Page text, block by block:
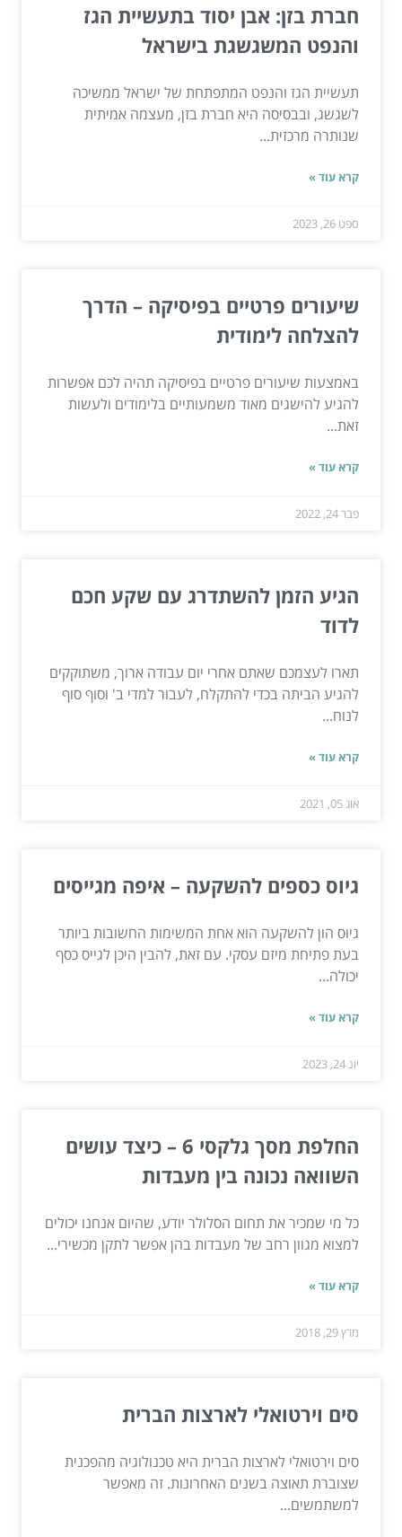
חברת בזן: אבן יסוד בתעשיית הגז
והנפט המשגשגת בישראל
תעשיית הגז והנפט המתפתחת של ישראל ממשיכה
לשגשג, ובבסיסה היא חברת בזן, מעצמה אמיתית
שנותרה מרכזית...
קרא עוד »
ספט 26, 2023
שיעורים פרטיים בפיסיקה – הדרך
להצלחה לימודית
באמצעות שיעורים פרטיים בפיסיקה תהיה לכם אפשרות
להגיע להישגים מאוד משמעותיים בלימודים ולעשות
זאת...
קרא עוד »
פבר 24, 2022
הגיע הזמן להשתדרג עם שקע חכם
לדוד
תארו לעצמכם שאתם אחרי יום עבודה ארוך, משתוקקים
להגיע הביתה בכדי להתקלח, לעבור למדי ב' וסוף סוף
לנוח...
קרא עוד »
אוג 05, 2021
גיוס כספים להשקעה – איפה מגייסים
גיוס הון להשקעה הוא אחת המשימות החשובות ביותר
בעת פתיחת מיזם עסקי. עם זאת, להבין היכן לגייס כסף
יכולה...
קרא עוד »
יונ 24, 2023
החלפת מסך גלקסי 6 – כיצד עושים
השוואה נכונה בין מעבדות
כל מי שמכיר את תחום הסלולר יודע, שהיום אנחנו יכולים
למצוא מגוון רחב של מעבדות בהן אפשר לתקן מכשירי...
קרא עוד »
מרץ 29, 2018
סים וירטואלי לארצות הברית
סים וירטואלי לארצות הברית היא טכנולוגיה מהפכנית
שצוברת תאוצה בשנים האחרונות. זה מאפשר
למשתמשים...